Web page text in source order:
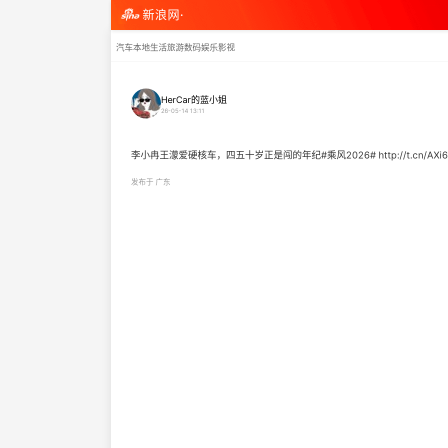
新浪网·
汽车本地生活旅游数码娱乐影视
HerCar的蓝小姐
26-05-14 13:11
李小冉王濛爱硬核车，四五十岁正是闯的年纪#乘风2026# http://t.cn/
发布于 广东